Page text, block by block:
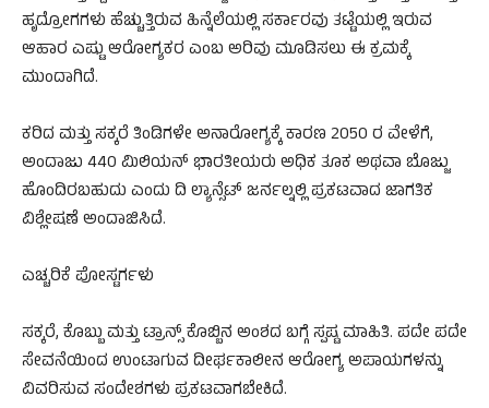
ಹೃದ್ರೋಗಗಳು ಹೆಚ್ಚುತ್ತಿರುವ ಹಿನ್ನೆಲೆಯಲ್ಲಿ ಸರ್ಕಾರವು ತಟ್ಟೆಯಲ್ಲಿ ಇರುವ
ಆಹಾರ ಎಷ್ಟು ಆರೋಗ್ಯಕರ ಎಂಬ ಅರಿವು ಮೂಡಿಸಲು ಈ ಕ್ರಮಕ್ಕೆ
ಮುಂದಾಗಿದೆ.
ಕರಿದ ಮತ್ತು ಸಕ್ಕರೆ ತಿಂಡಿಗಳೇ ಅನಾರೋಗ್ಯಕ್ಕೆ ಕಾರಣ 2050 ರ ವೇಳೆಗೆ,
ಅಂದಾಜು 440 ಮಿಲಿಯನ್ ಭಾರತೀಯರು ಅಧಿಕ ತೂಕ ಅಥವಾ ಬೊಜ್ಜು
ಹೊಂದಿರಬಹುದು ಎಂದು ದಿ ಲ್ಯಾನ್ಸೆಟ್ ಜರ್ನಲ್ನಲ್ಲಿ ಪ್ರಕಟವಾದ ಜಾಗತಿಕ
ವಿಶ್ಲೇಷಣೆ ಅಂದಾಜಿಸಿದೆ.
ಎಚ್ಚರಿಕೆ ಪೋಸ್ಟರ್ಗಳು
ಸಕ್ಕರೆ, ಕೊಬ್ಬು ಮತ್ತು ಟ್ರಾನ್ಸ್ ಕೊಬ್ಬಿನ ಅಂಶದ ಬಗ್ಗೆ ಸ್ಪಷ್ಟ ಮಾಹಿತಿ. ಪದೇ ಪದೇ
ಸೇವನೆಯಿಂದ ಉಂಟಾಗುವ ದೀರ್ಘಕಾಲೀನ ಆರೋಗ್ಯ ಅಪಾಯಗಳನ್ನು
ವಿವರಿಸುವ ಸಂದೇಶಗಳು ಪ್ರಕಟವಾಗಬೇಕಿದೆ.